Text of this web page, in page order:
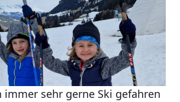
immer sehr gerne Ski gefahren